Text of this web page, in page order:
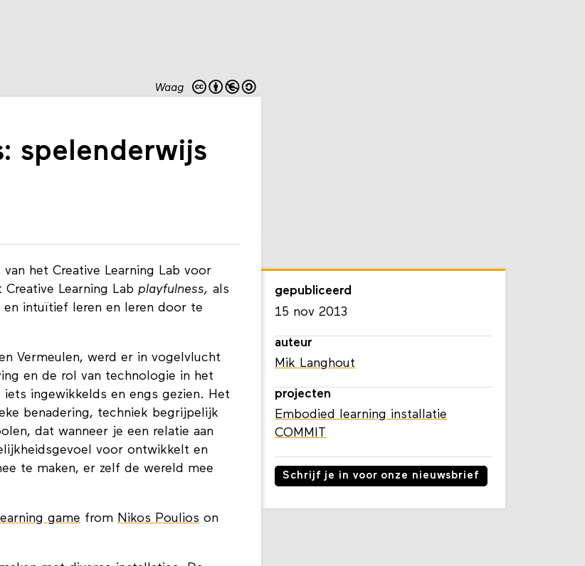
Waag
spelenderwijs
het Creative Learning Lab voor
Learning Lab playfulness, als
intuïtief leren en leren door te
Vermeulen, werd er in vogelvlucht
en de rol van technologie in het
ingewikkelds en engs gezien. Het
benadering, techniek begrijpelijk
dat wanneer je een relatie aan
voor ontwikkelt en
te maken, er zelf de wereld mee
game from Nikos Poulios on
gepubliceerd
15 nov 2013
auteur
Mik Langhout
projecten
Embodied learning installatie
COMMIT
Schrijf je in voor onze nieuwsbrief